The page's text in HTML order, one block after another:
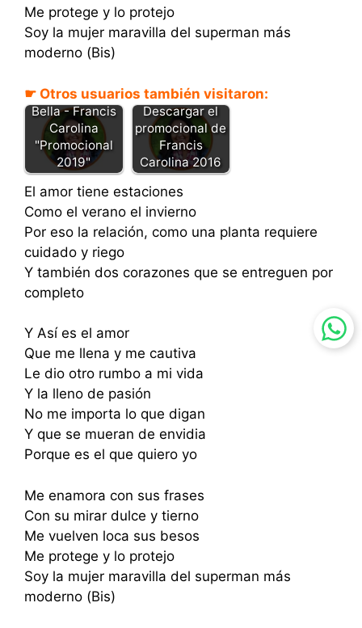
Me protege y lo protejo
Soy la mujer maravilla del superman más
moderno (Bis)
☛ Otros usuarios también visitaron:
Bella - Francis
Carolina
"Promocional
2019"
Descargar el
promocional de
Francis
Carolina 2016
El amor tiene estaciones
Como el verano el invierno
Por eso la relación, como una planta requiere
cuidado y riego
Y también dos corazones que se entreguen por
completo
Y Así es el amor
Que me llena y me cautiva
Le dio otro rumbo a mi vida
Y la lleno de pasión
No me importa lo que digan
Y que se mueran de envidia
Porque es el que quiero yo
Me enamora con sus frases
Con su mirar dulce y tierno
Me vuelven loca sus besos
Me protege y lo protejo
Soy la mujer maravilla del superman más
moderno (Bis)